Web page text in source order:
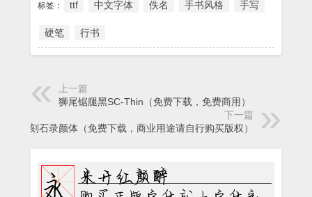
标签： ttf 中文字体 佚名 手书风格 手写
硬笔 行书
上一篇
狮尾锯腿黑SC-Thin（免费下载，免费商用）
下一篇
刻石录颜体（免费下载，商业用途请自行购买版权）